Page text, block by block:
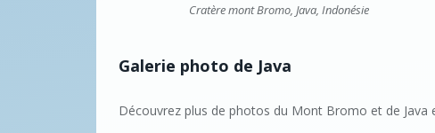
Cratère mont Bromo, Java, Indonésie
Galerie photo de Java
Découvrez plus de photos du Mont Bromo et de Java